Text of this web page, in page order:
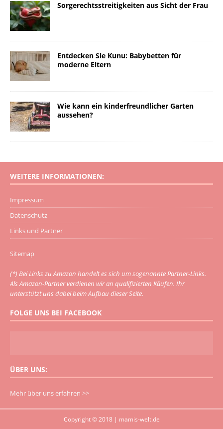
Sorgerechtsstreitigkeiten aus Sicht der Frau
Entdecken Sie Kunu: Babybetten für
moderne Eltern
Wie kann ein kinderfreundlicher Garten
aussehen?
WEITERE INFORMATIONEN:
Impressum
Datenschutz
Links und Partner
Sitemap
(*) Bei Links zu Amazon handelt es sich um sogenannte Partner-Links.
Als Amazon-Partner verdienen wir an qualifizierten Käufen. Ihr
unterstützt uns dabei beim Aufbau dieser Seite.
FOLGE UNS BEI FACEBOOK
ÜBER UNS:
Mehr über uns erfahren >>
Copyright © 2018 | mamis-welt.de